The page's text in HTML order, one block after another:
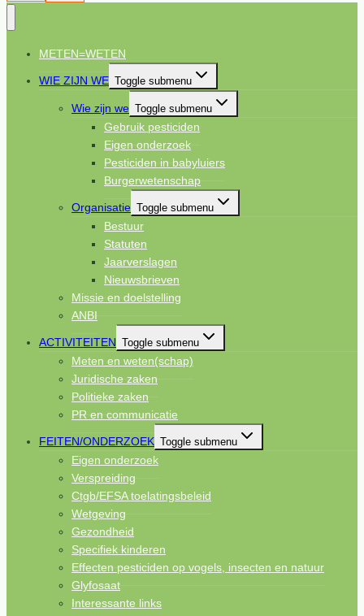
METEN=WETEN
WIE ZIJN WE Toggle submenu
Wie zijn we Toggle submenu
Gebruik pesticiden
Eigen onderzoek
Pesticiden in babyluiers
Burgerwetenschap
Organisatie Toggle submenu
Bestuur
Statuten
Jaarverslagen
Nieuwsbrieven
Missie en doelstelling
ANBI
ACTIVITEITEN Toggle submenu
Meten en weten(schap)
Juridische zaken
Politieke zaken
PR en communicatie
FEITEN/ONDERZOEK Toggle submenu
Eigen onderzoek
Verspreiding
Ctgb/EFSA toelatingsbeleid
Wetgeving
Gezondheid
Specifiek kinderen
Effecten pesticiden op vogels, insecten en natuur
Glyfosaat
Interessante links